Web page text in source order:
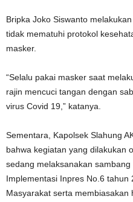
Bripka Joko Siswanto
tidak mematuhi protokol
masker.
“Selalu pakai masker saat
rajin mencuci tangan dengan
virus Covid 19,” katanya.
Sementara, Kapolsek Slahung
bahwa kegiatan yang dilakukan
sedang melaksanakan
Implementasi Inpres No.6 tahun
Masyarakat serta membiasakan